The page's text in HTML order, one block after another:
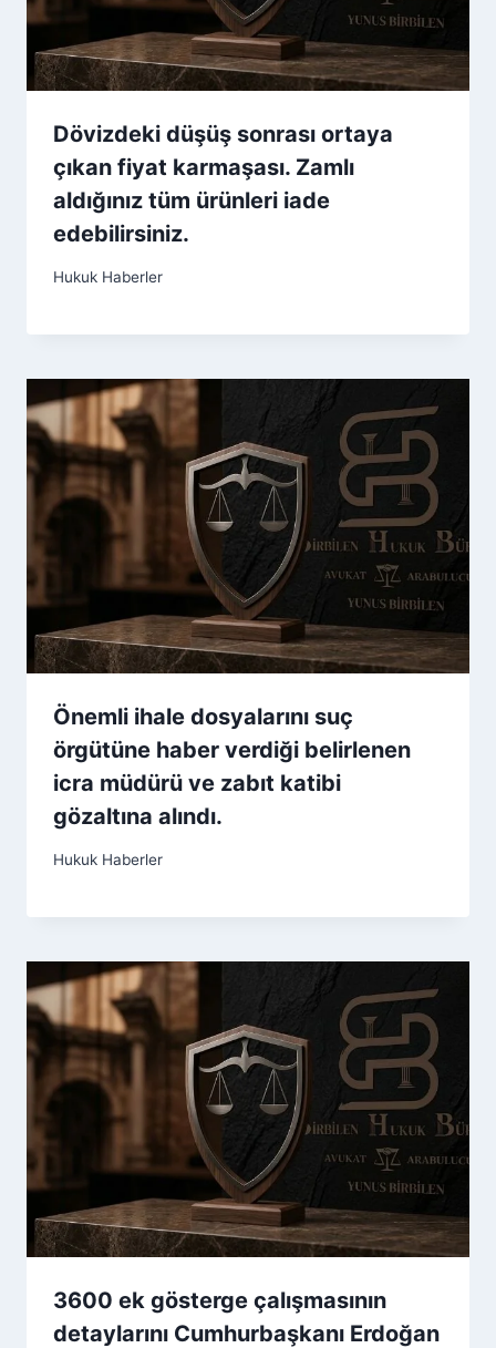
Dövizdeki düşüş sonrası ortaya
çıkan fiyat karmaşası. Zamlı
aldığınız tüm ürünleri iade
edebilirsiniz.
Hukuk Haberler
Önemli ihale dosyalarını suç
örgütüne haber verdiği belirlenen
icra müdürü ve zabıt katibi
gözaltına alındı.
Hukuk Haberler
3600 ek gösterge çalışmasının
detaylarını Cumhurbaşkanı Erdoğan